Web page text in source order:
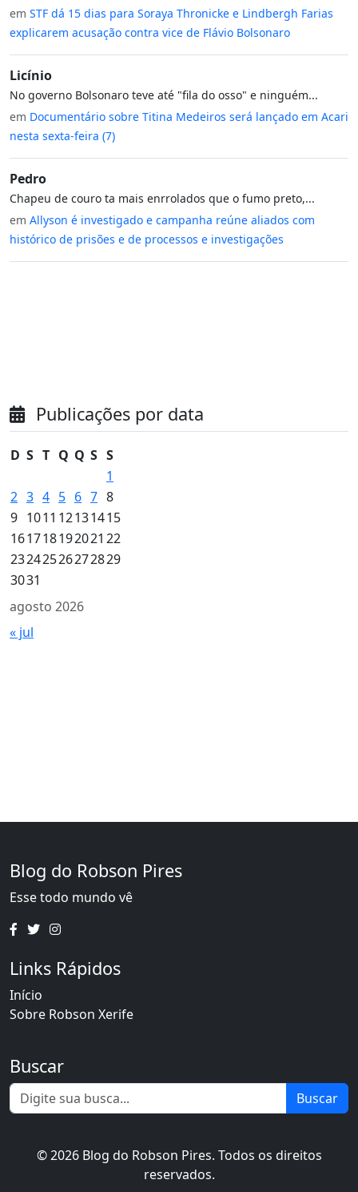
em STF dá 15 dias para Soraya Thronicke e Lindbergh Farias
explicarem acusação contra vice de Flávio Bolsonaro
Licínio
No governo Bolsonaro teve até "fila do osso" e ninguém...
em Documentário sobre Titina Medeiros será lançado em Acari
nesta sexta-feira (7)
Pedro
Chapeu de couro ta mais enrrolados que o fumo preto,...
em Allyson é investigado e campanha reúne aliados com
histórico de prisões e de processos e investigações
Publicações por data
agosto 2026
D S T Q Q S S
1
2 3 4 5 6 7 8
9 1011 12131415
161718192021 22
23242526272829
3031
« jul
Blog do Robson Pires
Esse todo mundo vê
Links Rápidos
Início
Sobre Robson Xerife
Buscar
Buscar
© 2026 Blog do Robson Pires. Todos os direitos
reservados.